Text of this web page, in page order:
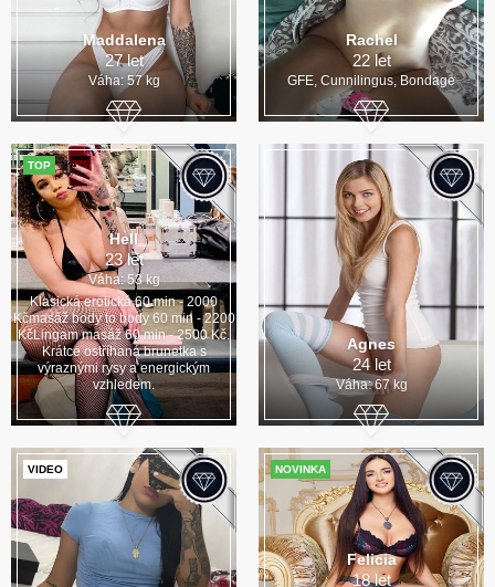
Maddalena
27 let
Váha: 57 kg
Rachel
22 let
GFE, Cunnilingus, Bondage
TOP
Hell
23 let
Váha: 53 kg
Klasická erotická 60 min - 2000
Kčmasáž body to body 60 min - 2200
KčLingam masáž 60 min - 2500 Kč.
Krátce ostříhaná brunetka s
výraznými rysy a energickým
vzhledem.
Agnes
24 let
Váha: 67 kg
VIDEO NOVINKA
Felicia
18 let